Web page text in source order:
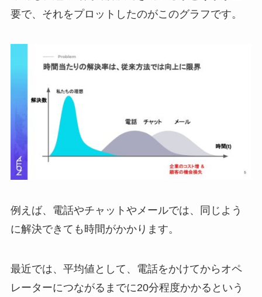
要で、それをプロットしたのがこのグラフです。
例えば、電話やチャットやメールでは、同じよう
に解決できても時間がかかります。
最近では、平均値として、電話をかけてからオペ
レーターにつながるまでに20分程度かかるという